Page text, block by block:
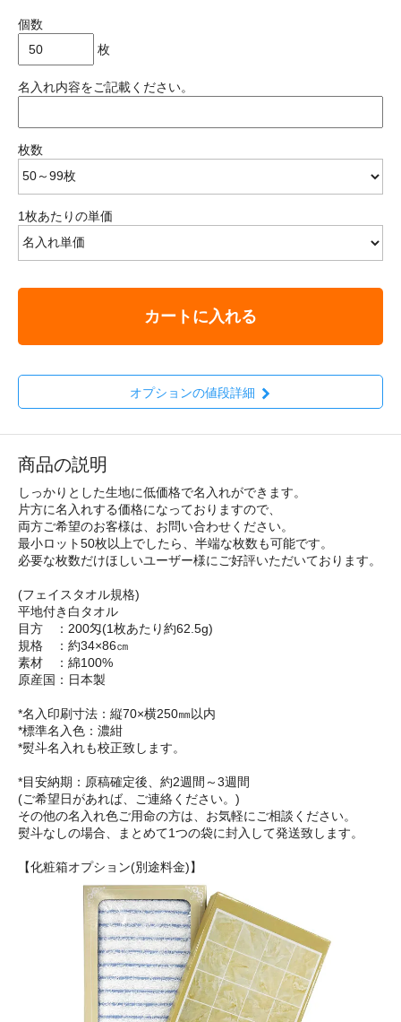
個数
枚
名入れ内容をご記載ください。
枚数
1枚あたりの単価
カートに入れる
オプションの値段詳細
商品の説明
しっかりとした生地に低価格で名入れができます。
片方に名入れする価格になっておりますので、
両方ご希望のお客様は、お問い合わせください。
最小ロット50枚以上でしたら、半端な枚数も可能です。
必要な枚数だけほしいユーザー様にご好評いただいております。
(フェイスタオル規格)
平地付き白タオル
目方 ：200匁(1枚あたり約62.5g)
規格 ：約34×86㎝
素材 ：綿100%
原産国：日本製
*名入印刷寸法：縦70×横250㎜以内
*標準名入色：濃紺
*熨斗名入れも校正致します。
*目安納期：原稿確定後、約2週間～3週間
(ご希望日があれば、ご連絡ください。)
その他の名入れ色ご用命の方は、お気軽にご相談ください。
熨斗なしの場合、まとめて1つの袋に封入して発送致します。
【化粧箱オプション(別途料金)】